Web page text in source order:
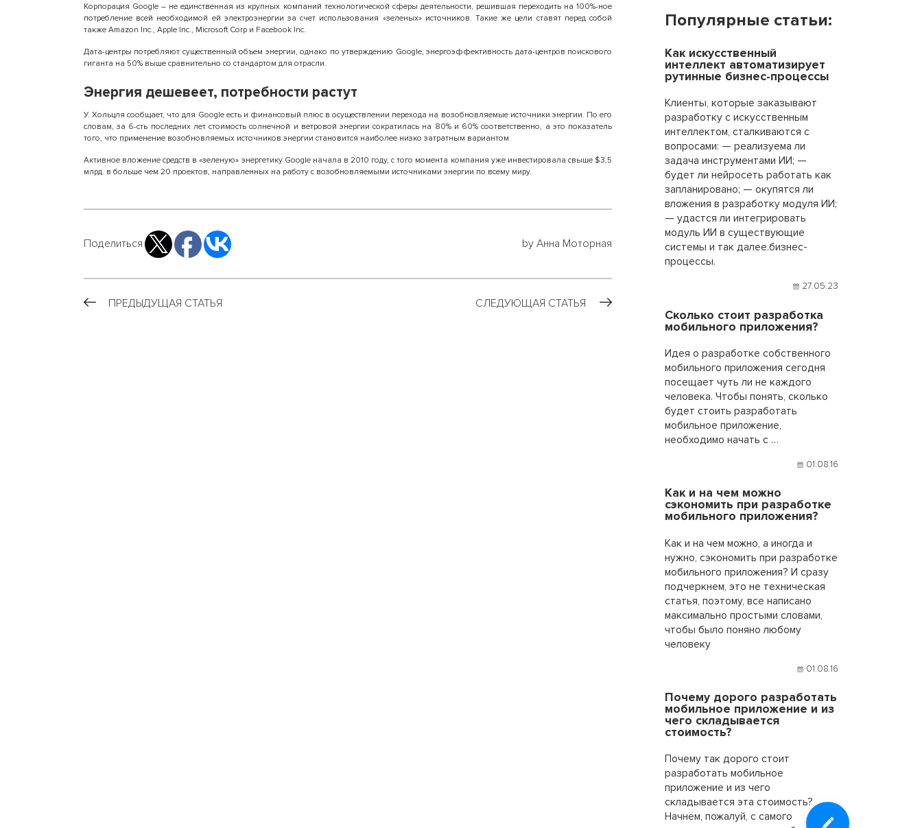
Корпорация Google – не единственная из крупных компаний технологической сферы деятельности, решившая переходить на 100%-ное
потребление всей необходимой ей электроэнергии за счет использования «зеленых» источников. Такие же цели ставят перед собой
также Amazon Inc., Apple Inc., Microsoft Corp и Facebook Inc.
Дата-центры потребляют существенный объем энергии, однако по утверждению Google, энергоэффективность дата-центров поискового
гиганта на 50% выше сравнительно со стандартом для отрасли.
Энергия дешевеет, потребности растут
У. Хольцля сообщает, что для Google есть и финансовый плюс в осуществлении перехода на возобновляемые источники энергии. По его
словам, за 6-сть последних лет стоимость солнечной и ветровой энергии сократилась на 80% и 60% соответственно, а это показатель
того, что применение возобновляемых источников энергии становится наиболее низко затратным вариантом.
Активное вложение средств в «зеленую» энергетику Google начала в 2010 году, с того момента компания уже инвестировала свыше $3,5
млрд. в больше чем 20 проектов, направленных на работу с возобновляемыми источниками энергии по всему миру.
Поделиться by Анна Моторная
ПРЕДЫДУЩАЯ СТАТЬЯ СЛЕДУЮЩАЯ СТАТЬЯ
Популярные статьи:
Как искусственный
интеллект автоматизирует
рутинные бизнес-процессы
Клиенты, которые заказывают
разработку с искусственным
интеллектом, сталкиваются с
вопросами: — реализуема ли
задача инструментами ИИ; —
будет ли нейросеть работать как
запланировано; — окупятся ли
вложения в разработку модуля ИИ;
— удастся ли интегрировать
модуль ИИ в существующие
системы и так далее.бизнес-
процессы.
27.05.23
Сколько стоит разработка
мобильного приложения?
Идея о разработке собственного
мобильного приложения сегодня
посещает чуть ли не каждого
человека. Чтобы понять, сколько
будет стоить разработать
мобильное приложение,
необходимо начать с …
01.08.16
Как и на чем можно
сэкономить при разработке
мобильного приложения?
Как и на чем можно, а иногда и
нужно, сэкономить при разработке
мобильного приложения? И сразу
подчеркнем, это не техническая
статья, поэтому, все написано
максимально простыми словами,
чтобы было поняно любому
человеку
01.08.16
Почему дорого разработать
мобильное приложение и из
чего складывается
стоимость?
Почему так дорого стоит
разработать мобильное
приложение и из чего
складывается эта стоимость?
Начнём, пожалуй, с самого